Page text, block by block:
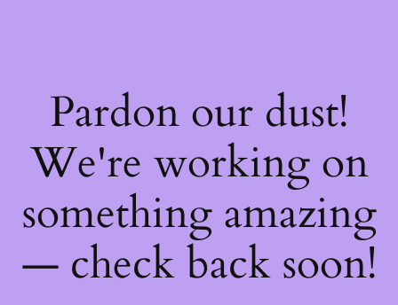
Pardon our dust!
We're working on
something amazing
— check back soon!